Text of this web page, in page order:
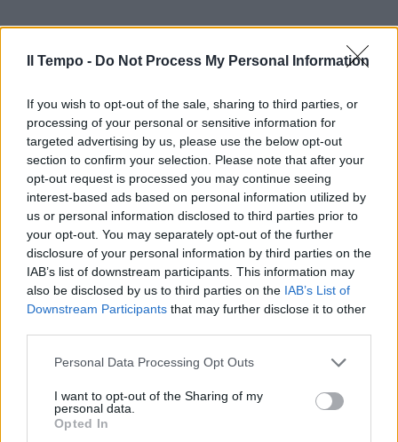
Il Tempo - Do Not Process My Personal Information
If you wish to opt-out of the sale, sharing to third parties, or
processing of your personal or sensitive information for
targeted advertising by us, please use the below opt-out
section to confirm your selection. Please note that after your
opt-out request is processed you may continue seeing
interest-based ads based on personal information utilized by
us or personal information disclosed to third parties prior to
your opt-out. You may separately opt-out of the further
disclosure of your personal information by third parties on the
IAB’s list of downstream participants. This information may
also be disclosed by us to third parties on the IAB’s List of
Downstream Participants that may further disclose it to other
Personal Data Processing Opt Outs
I want to opt-out of the Sharing of my
personal data.
Opted In